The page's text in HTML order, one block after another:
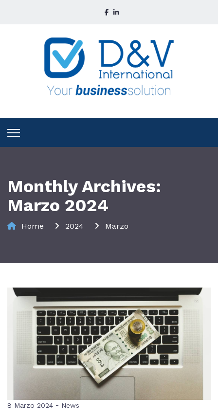
Monthly Archives:
Marzo 2024
Home 2024 Marzo
8 Marzo 2024 - News